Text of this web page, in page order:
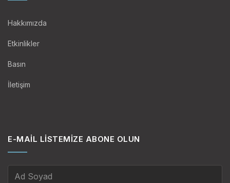
Hakkımızda
Etkinlikler
Basın
İletişim
E-MAIL LISTEMIZE ABONE OLUN